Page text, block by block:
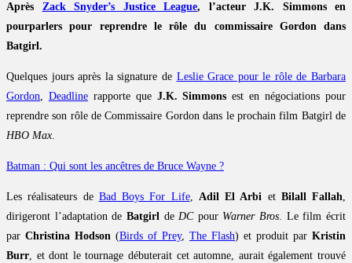
Après Zack Snyder’s Justice League, l’acteur J.K. Simmons en
pourparlers pour reprendre le rôle du commissaire Gordon dans
Batgirl.
Quelques jours après la signature de Leslie Grace pour le rôle de Barbara
Gordon, Deadlinerapporte que J.K. Simmons est en négociations pour
reprendre son rôle de Commissaire Gordon dans le prochain film Batgirl de
HBO Max.
Batman : Qui sont les ancêtres de Bruce Wayne ?
Les réalisateurs de Bad Boys For Life, Adil El Arbi et Bilall Fallah,
dirigeront l’adaptation de BatgirldeDCpour Warner Bros. Le film écrit
par Christina Hodson (Birds of Prey, The Flash) et produit par Kristin
Burr, et dont le tournage débuterait cet automne, aurait également trouvé